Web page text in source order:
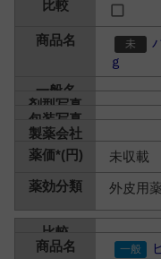
ｇ
未収載
外皮用